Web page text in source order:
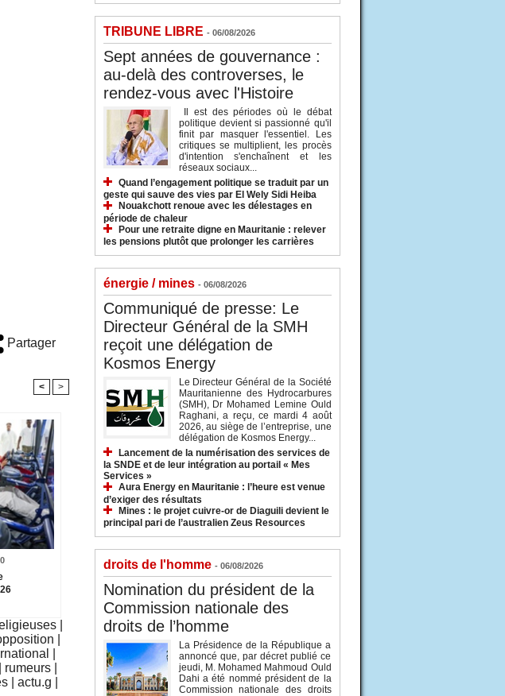
Partager
< >
rumeurs
actu.g
TRIBUNE LIBRE - 06/08/2026
Sept années de gouvernance :
au-delà des controverses, le
rendez-vous avec l'Histoire
Il est des périodes où le débat
politique devient si passionné qu'il
finit par masquer l'essentiel. Les
critiques se multiplient, les procès
d'intention s'enchaînent et les
réseaux sociaux...
Quand l’engagement politique se traduit par un
geste qui sauve des vies par El Wely Sidi Heiba
Nouakchott renoue avec les délestages en
période de chaleur
Pour une retraite digne en Mauritanie : relever
les pensions plutôt que prolonger les carrières
énergie / mines - 06/08/2026
Communiqué de presse: Le
Directeur Général de la SMH
reçoit une délégation de
Kosmos Energy
Le Directeur Général de la Société
Mauritanienne des Hydrocarbures
(SMH), Dr Mohamed Lemine Ould
Raghani, a reçu, ce mardi 4 août
2026, au siège de l’entreprise, une
délégation de Kosmos Energy...
Lancement de la numérisation des services de
la SNDE et de leur intégration au portail « Mes
Services »
Aura Energy en Mauritanie : l’heure est venue
d’exiger des résultats
Mines : le projet cuivre-or de Diaguili devient le
principal pari de l’australien Zeus Resources
droits de l'homme - 06/08/2026
Nomination du président de la
Commission nationale des
droits de l’homme
La Présidence de la République a
annoncé que, par décret publié ce
jeudi, M. Mohamed Mahmoud Ould
Dahi a été nommé président de la
Commission nationale des droits